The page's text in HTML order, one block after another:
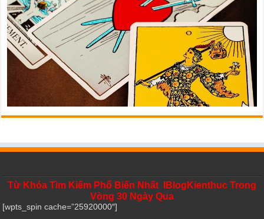
Từ Khóa Tìm Kiếm Phổ Biến Nhất IBlogKienthuc Trong
Vòng 30 Ngày Qua
[wpts_spin cache=”25920000″]